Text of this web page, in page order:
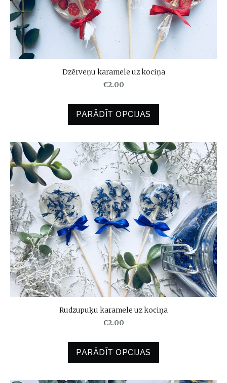
Dzērveņu karamele uz kociņa
€2.00
PARĀDĪT OPCIJAS
Rudzupuķu karamele uz kociņa
€2.00
PARĀDĪT OPCIJAS